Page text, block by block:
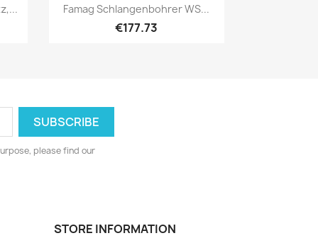
Quick view
Famag Schlangenbohrer WS...
€177.73
please find our
STORE INFORMATION